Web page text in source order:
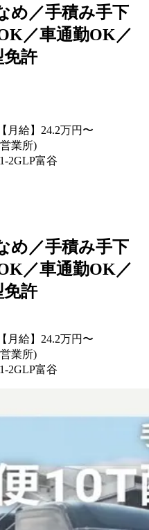
め／手積み手下
／車通勤OK／
免許
月給】24.2万円〜
業所)
2GLP富谷
め／手積み手下
／車通勤OK／
免許
月給】24.2万円〜
業所)
2GLP富谷